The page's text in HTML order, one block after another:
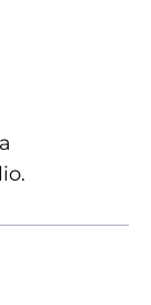
5 stelle